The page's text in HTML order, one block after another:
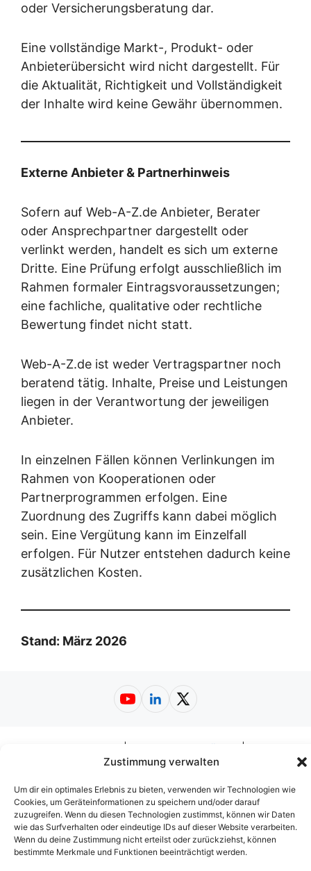
Zustimmung verwalten
Um dir ein optimales Erlebnis zu bieten, verwenden wir Technologien wie
Cookies, um Geräteinformationen zu speichern und/oder darauf
zuzugreifen. Wenn du diesen Technologien zustimmst, können wir Daten
wie das Surfverhalten oder eindeutige IDs auf dieser Website verarbeiten.
Wenn du deine Zustimmung nicht erteilst oder zurückziehst, können
bestimmte Merkmale und Funktionen beeinträchtigt werden.
oder Versicherungsberatung dar.
Eine vollständige Markt-, Produkt- oder
Anbieterübersicht wird nicht dargestellt. Für
die Aktualität, Richtigkeit und Vollständigkeit
der Inhalte wird keine Gewähr übernommen.
Externe Anbieter & Partnerhinweis
Sofern auf Web-A-Z.de Anbieter, Berater
oder Ansprechpartner dargestellt oder
verlinkt werden, handelt es sich um externe
Dritte. Eine Prüfung erfolgt ausschließlich im
Rahmen formaler Eintragsvoraussetzungen;
eine fachliche, qualitative oder rechtliche
Bewertung findet nicht statt.
Web-A-Z.de ist weder Vertragspartner noch
beratend tätig. Inhalte, Preise und Leistungen
liegen in der Verantwortung der jeweiligen
Anbieter.
In einzelnen Fällen können Verlinkungen im
Rahmen von Kooperationen oder
Partnerprogrammen erfolgen. Eine
Zuordnung des Zugriffs kann dabei möglich
sein. Eine Vergütung kann im Einzelfall
erfolgen. Für Nutzer entstehen dadurch keine
zusätzlichen Kosten.
Stand: März 2026
YouTube
LinkedIn
X
| Datenschutzerklärung
|
Nutzungsbedingungen|AGB|Barrierefreiheit